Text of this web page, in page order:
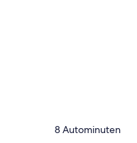
‪8 Autominuten‬